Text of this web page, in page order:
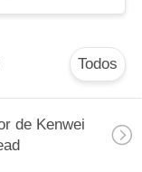
Todos
de Kenwei